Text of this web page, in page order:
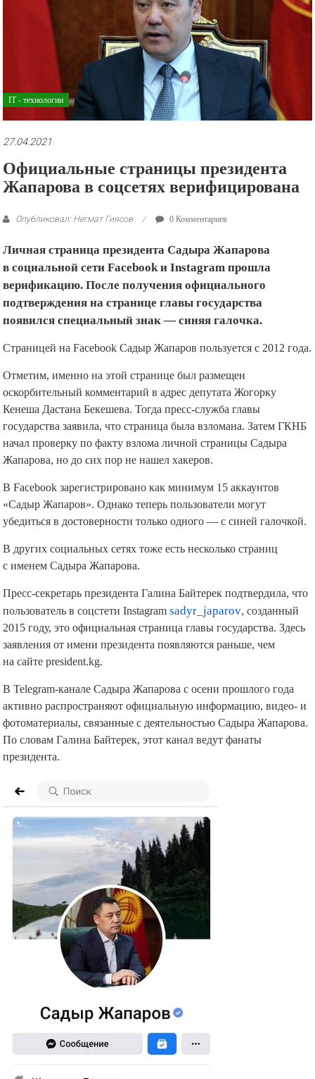
рекламные
презентации.
IT - технологии
27.04.2021
Официальные страницы президента
Жапарова в соцсетях верифицирована
Опубликовал: Негмат Гиясов 0 Комментариев
Личная страница президента Садыра Жапарова
в социальной сети Facebook и Instagram прошла
верификацию. После получения официального
подтверждения на странице главы государства
появился специальный знак — синяя галочка.
Страницей на Facebook Садыр Жапаров пользуется с 2012 года.
Отметим, именно на этой странице был размещен
оскорбительный комментарий в адрес депутата Жогорку
Кенеша Дастана Бекешева. Тогда пресс-служба главы
государства заявила, что страница была взломана. Затем ГКНБ
начал проверку по факту взлома личной страницы Садыра
Жапарова, но до сих пор не нашел хакеров.
В Facebook зарегистрировано как минимум 15 аккаунтов
«Садыр Жапаров». Однако теперь пользователи могут
убедиться в достоверности только одного — с синей галочкой.
В других социальных сетях тоже есть несколько страниц
с именем Садыра Жапарова.
Пресс-секретарь президента Галина Байтерек подтвердила, что
пользователь в соцстети Instagramsadyr_japarov, созданный
2015 году, это официальная страница главы государства. Здесь
заявления от имени президента появляются раньше, чем
на сайте president.kg.
В Telegram-канале Садыра Жапарова с осени прошлого года
активно распространяют официальную информацию, видео- и
фотоматериалы, связанные с деятельностью Садыра Жапарова.
По словам Галина Байтерек, этот канал ведут фанаты
президента.